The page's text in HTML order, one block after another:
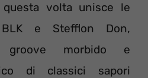
volta unisce le
e Stefflon Don,
groove morbido e
di classici sapori